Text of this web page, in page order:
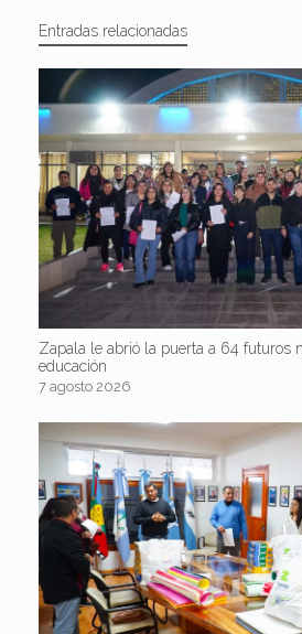
Entradas relacionadas
Zapala le abrió la puerta a 64 futuros
educación
7 agosto 2026